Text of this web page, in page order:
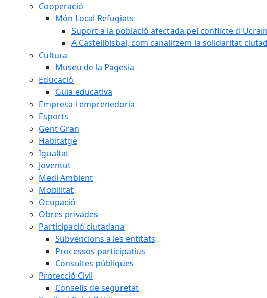
Cooperació
Món Local Refugiats
Suport a la població afectada pel conflicte
A Castellbisbal, com canalitzem la solidaritat
Cultura
Museu de la Pagesia
Educació
Guia educativa
Empresa i emprenedoria
Esports
Gent Gran
Habitatge
Igualtat
Joventut
Medi Ambient
Mobilitat
Ocupació
Obres privades
Participació ciutadana
Subvencions a les entitats
Processos participatius
Consultes públiques
Protecció Civil
Consells de seguretat